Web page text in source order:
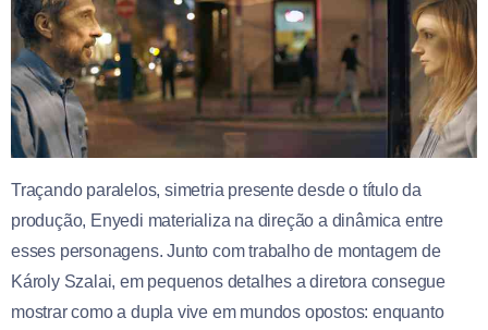
Traçando paralelos, simetria presente desde o título da
produção, Enyedi materializa na direção a dinâmica entre
esses personagens. Junto com trabalho de montagem de
Károly Szalai, em pequenos detalhes a diretora consegue
mostrar como a dupla vive em mundos opostos: enquanto